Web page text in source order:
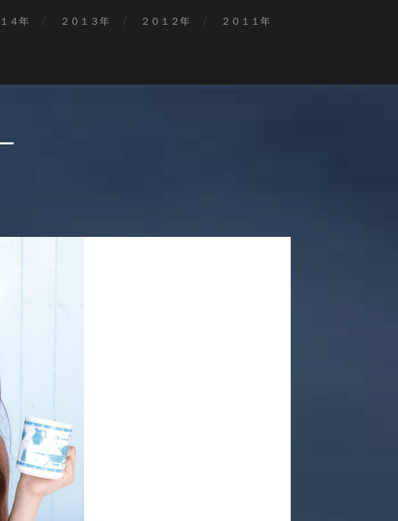
４年 ２０１３年 ２０１２年 ２０１１年